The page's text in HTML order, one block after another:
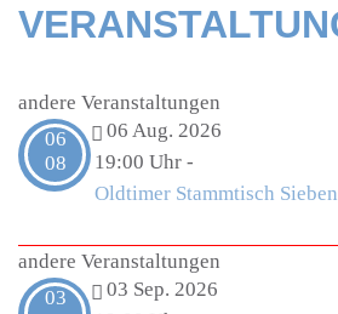
andere Veranstaltungen
06
08
06 Aug. 2026
19:00 Uhr -
Oldtimer Stammtisch
andere Veranstaltungen
03
03 Sep. 2026